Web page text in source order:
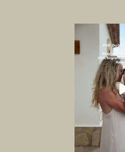
Ich bin jetzt
Jetzt
179